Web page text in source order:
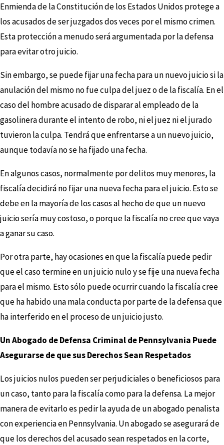
Enmienda de la Constitución de los Estados Unidos protege a
los acusados de ser juzgados dos veces por el mismo crimen.
Esta protección a menudo será argumentada por la defensa
para evitar otro juicio.
Sin embargo, se puede fijar una fecha para un nuevo juicio si la
anulación del mismo no fue culpa del juez o de la fiscalía. En el
caso del hombre acusado de disparar al empleado de la
gasolinera durante el intento de robo, ni el juez ni el jurado
tuvieron la culpa. Tendrá que enfrentarse a un nuevo juicio,
aunque todavía no se ha fijado una fecha.
En algunos casos, normalmente por delitos muy menores, la
fiscalía decidirá no fijar una nueva fecha para el juicio. Esto se
debe en la mayoría de los casos al hecho de que un nuevo
juicio sería muy costoso, o porque la fiscalía no cree que vaya
a ganar su caso.
Por otra parte, hay ocasiones en que la fiscalía puede pedir
que el caso termine en un juicio nulo y se fije una nueva fecha
para el mismo. Esto sólo puede ocurrir cuando la fiscalía cree
que ha habido una mala conducta por parte de la defensa que
ha interferido en el proceso de un juicio justo.
Un Abogado de Defensa Criminal de Pennsylvania Puede
Asegurarse de que sus Derechos Sean Respetados
Los juicios nulos pueden ser perjudiciales o beneficiosos para
un caso, tanto para la fiscalía como para la defensa. La mejor
manera de evitarlo es pedir la ayuda de un abogado penalista
con experiencia en Pennsylvania. Un abogado se asegurará de
que los derechos del acusado sean respetados en la corte,